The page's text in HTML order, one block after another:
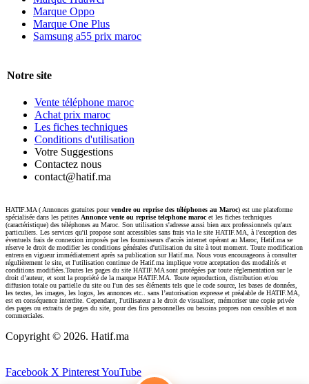
Marque Oppo
Marque One Plus
Samsung a55 prix maroc
Notre site
Vente téléphone maroc
Achat prix maroc
Les fiches techniques
Conditions d'utilisation
Votre Suggestions
Contactez nous
contact@hatif.ma
HATIF.MA ( Annonces gratuites pourvendre ou reprise des téléphones au Maroc) est une plateforme
spécialisée dans les petites Annonce vente ou reprise telephone maroc et les fiches techniques
(caractéristique) des téléphones au Maroc. Son utilisation s'adresse aussi bien aux professionnels qu'aux
particuliers. Les services qu'il propose sont accessibles sans frais via le site HATIF.MA, à l'exception des
éventuels frais de connexion imposés par les fournisseurs d'accès internet opérant au Maroc, Hatif.ma se
réserve le droit de modifier les conditions générales d'utilisation du site à tout moment. Toute modification
entrera en vigueur immédiatement après sa publication sur Hatif.ma. Nous vous encourageons à consulter
régulièrement le site, et l'utilisation continue de Hatif.ma implique votre acceptation des modalités et
conditions modifiées.Toutes les pages du site HATIF.MA sont protégées par toute réglementation sur le
droit d’auteur, et sont la propriété de la marque HATIF.MA. Toute reproduction, distribution et/ou
diffusion totale ou partielle du site ou l'un des ses éléments tels que le code source, les bases de données,
les textes, les images, les logos, les annonces etc.. sans l’autorisation expresse et préalable de HATIF.MA,
est en conséquence interdite. Cependant, l'utilisateur a le droit de visualiser, mémoriser une copie privée
des pages ou extraits de pages du site, pour des fins personnelles ou besoins propres non cessibles et non
commerciales.
Copyright © 2026. Hatif.ma
Facebook X PinterestYouTube